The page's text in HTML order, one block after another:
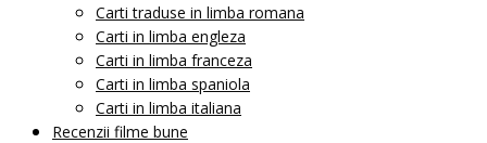
Carti traduse in limba romana
Carti in limba engleza
Carti in limba franceza
Carti in limba spaniola
Carti in limba italiana
Recenzii filme bune